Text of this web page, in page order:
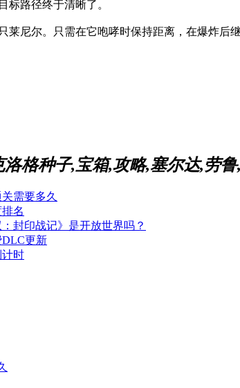
标路径终于清晰了。
莱尼尔。只需在它咆哮时保持距离，在爆炸后
格种子,宝箱,攻略,塞尔达,劳
需要多久
名
封印战记》是开放世界吗？
DLC更新
计时